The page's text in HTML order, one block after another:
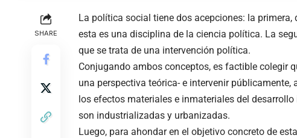
SHARE
La política social tiene dos acepciones: la
esta es una disciplina de la ciencia política. La
que se trata de una intervención política.
Conjugando ambos conceptos, es factible colegir
una perspectiva teórica- e intervenir
los efectos materiales e inmateriales del
son industrializadas y urbanizadas.
Luego, para ahondar en el objetivo concreto de